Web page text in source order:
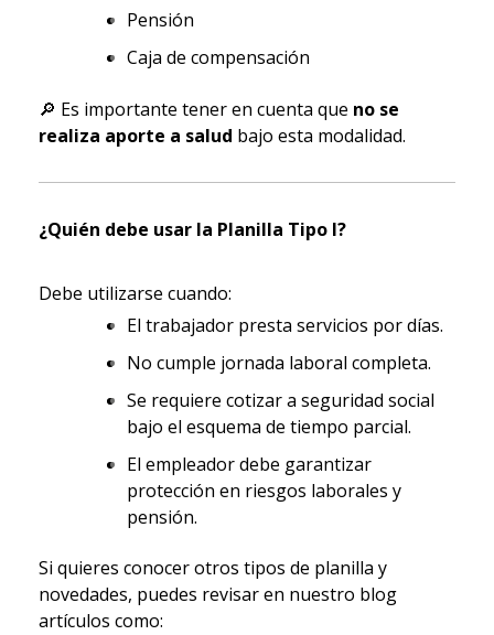
Pensión
Caja de compensación
🔎 Es importante tener en cuenta que no se
realiza aporte a salud bajo esta modalidad.
¿Quién debe usar la Planilla Tipo I?
Debe utilizarse cuando:
El trabajador presta servicios por días.
No cumple jornada laboral completa.
Se requiere cotizar a seguridad social
bajo el esquema de tiempo parcial.
El empleador debe garantizar
protección en riesgos laborales y
pensión.
Si quieres conocer otros tipos de planilla y
novedades, puedes revisar en nuestro blog
artículos como: